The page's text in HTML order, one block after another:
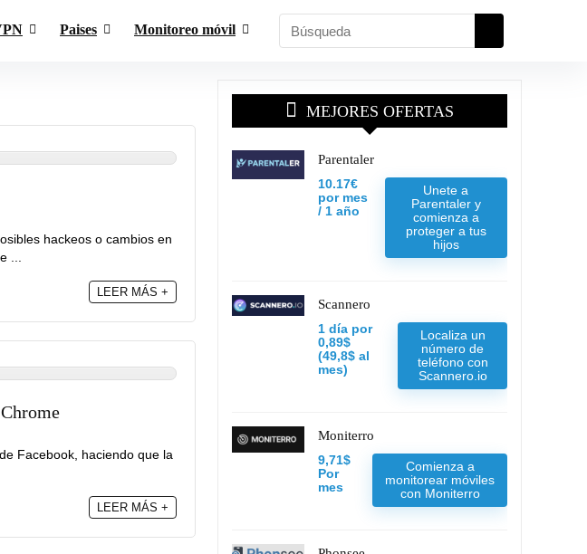
Paises Monitoreo móvil
hackeos o cambios en
...
LEER MÁS +
Facebook, haciendo que la
LEER MÁS +
MEJORES OFERTAS
Parentaler
10.17€
por mes
/ 1 año
Unete a
Parentaler y
comienza a
proteger a tus
hijos
Scannero
1 día por
0,89$
(49,8$ al
mes)
Localiza un
número de
teléfono con
Scannero.io
Moniterro
9,71$
Por
mes
Comienza a
monitorear móviles
con Moniterro